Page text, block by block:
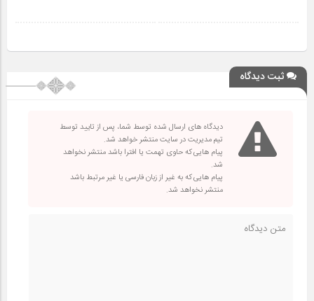
ثبت دیدگاه
دیدگاه های ارسال شده توسط شما، پس از تایید توسط
تیم مدیریت در سایت منتشر خواهد شد.
پیام هایی که حاوی تهمت یا افترا باشد منتشر نخواهد
شد.
پیام هایی که به غیر از زبان فارسی یا غیر مرتبط باشد
منتشر نخواهد شد.